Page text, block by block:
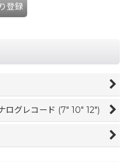
登録
グレコード (7" 10" 12")